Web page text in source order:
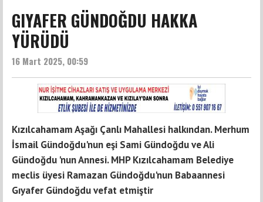
GIYAFER GÜNDOĞDU HAKKA
YÜRÜDÜ
16 Mart 2025, 00:59
Kızılcahamam Aşağı Çanlı Mahallesi halkından. Merhum
İsmail Gündoğdu'nun eşi Sami Gündoğdu ve Ali
Gündoğdu 'nun Annesi. MHP Kızılcahamam Belediye
meclis üyesi Ramazan Gündoğdu'nun Babaannesi
Gıyafer Gündoğdu vefat etmiştir